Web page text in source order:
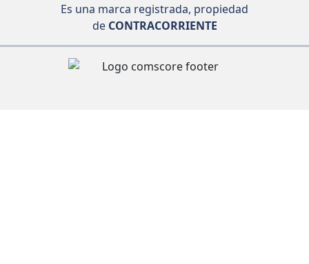
Es una marca registrada, propiedad
deCONTRACORRIENTE